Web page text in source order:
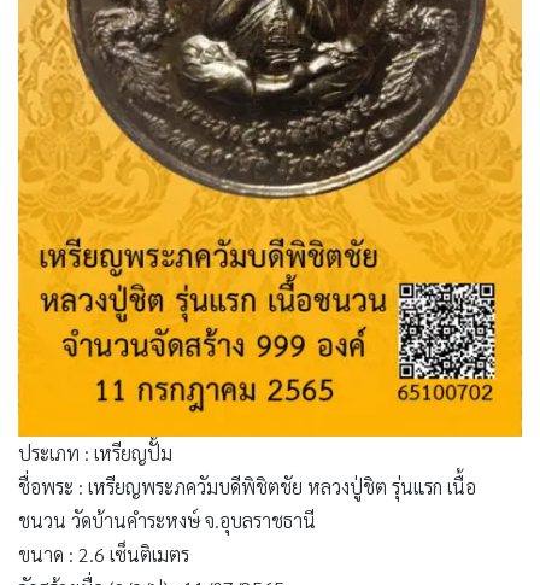
ประเภท : เหรียญปั้ม
ชื่อพระ : เหรียญพระภควัมบดีพิชิตชัย หลวงปู่ชิต รุ่นแรก เนื้อ
ชนวน วัดบ้านคำระหงษ์ จ.อุบลราชธานี
ขนาด : 2.6 เซ็นติเมตร